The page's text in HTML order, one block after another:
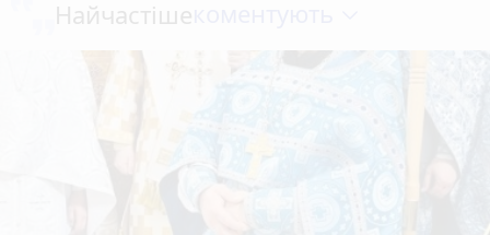
Найчастіше